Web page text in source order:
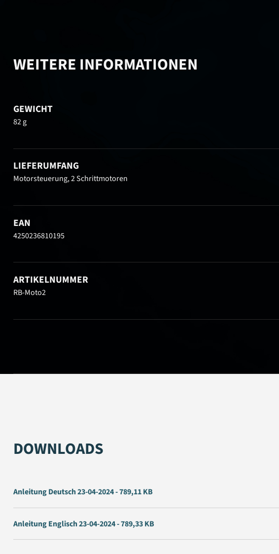
WEITERE INFORMATIONEN
GEWICHT
82 g
LIEFERUMFANG
Motorsteuerung, 2 Schrittmotoren
EAN
4250236810195
ARTIKELNUMMER
RB-Moto2
DOWNLOADS
Anleitung Deutsch 23-04-2024 - 789,11 KB
Anleitung Englisch 23-04-2024 - 789,33 KB